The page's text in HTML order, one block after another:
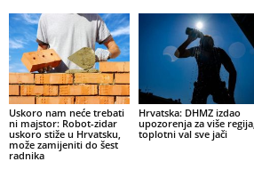
Uskoro nam neće trebati
ni majstor: Robot-zidar
uskoro stiže u Hrvatsku,
može zamijeniti do šest
radnika
Hrvatska: DHMZ izdao
upozorenja za više regija,
toplotni val sve jači